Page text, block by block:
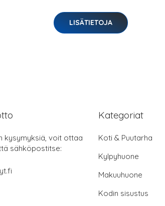
LISÄTIETOJA
kysymyksiä, voit ottaa
sähköpostitse:
Kategoriat
Koti & Puutarha
Kylpyhuone
Makuuhuone
Kodin sisustus